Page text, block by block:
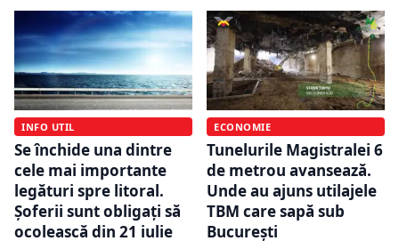
INFO UTIL
Se închide una dintre
cele mai importante
legături spre litoral.
Șoferii sunt obligați să
ocolească din 21 iulie
ECONOMIE
Tunelurile Magistralei 6
de metrou avansează.
Unde au ajuns utilajele
TBM care sapă sub
București